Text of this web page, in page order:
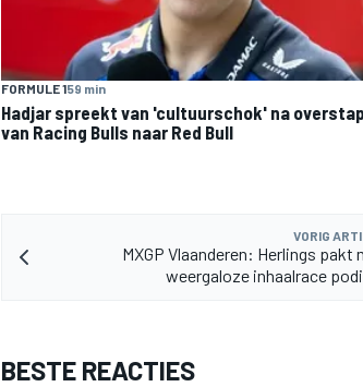
FORMULE 159 min
Hadjar spreekt van 'cultuurschok' na overstap
van Racing Bulls naar Red Bull
VORIG
MXGP Vlaanderen: Herlings pakt
weergaloze inhaalrace
BESTE REACTIES